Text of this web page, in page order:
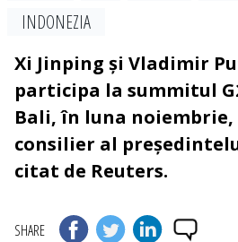
INDONEZIA
Xi Jinping și Vladimir
participa la summitul
Bali, în luna
consilier al
citat de Reuters.
SHARE